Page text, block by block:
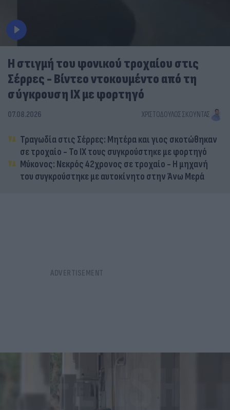
Η στιγμή του φονικού τροχαίου στις
Σέρρες - Βίντεο ντοκουμέντο από τη
σύγκρουση ΙΧ με φορτηγό
07.08.2026 ΧΡΙΣΤΌΔΟΥΛΟΣ ΣΚΟΎΝΤΑΣ
Τραγωδία στις Σέρρες: Μητέρα και γιος σκοτώθηκαν
σε τροχαίο - Το ΙΧ τους συγκρούστηκε με φορτηγό
Μύκονος: Νεκρός 42χρονος σε τροχαίο - Η μηχανή
του συγκρούστηκε με αυτοκίνητο στην Άνω Μερά